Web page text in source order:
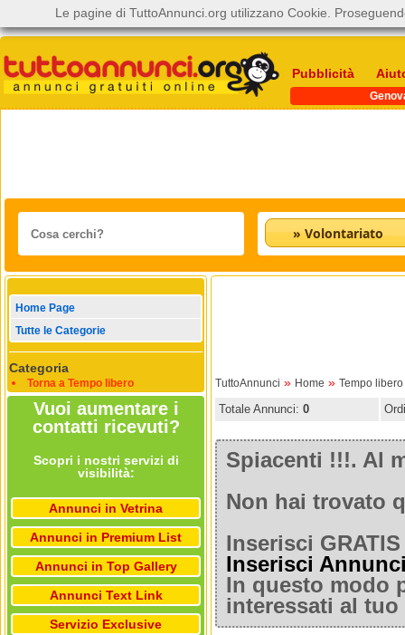
Pubblicità
» Volontariato
Home Page
Tutte le Categorie
Categoria
Torna a Tempo libero
Vuoi aumentare i
contatti ricevuti?
Scopri i nostri servizi di
visibilità:
Annunci in Vetrina
Annunci in Premium List
Annunci in Top Gallery
Annunci Text Link
Servizio Exclusive
TuttoAnnunci » Home » Tempo libero
Totale Annunci: 0
Spiacenti !!!. Al
Non hai trovato
Inserisci
Inserisci
In questo modo
interessati al
Le pagine di TuttoAnnunci.org utilizzano Cookie.